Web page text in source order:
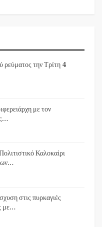
ρεύματος την Τρίτη 4
με τον
Καλοκαίρι
στις πυρκαγιές
με…